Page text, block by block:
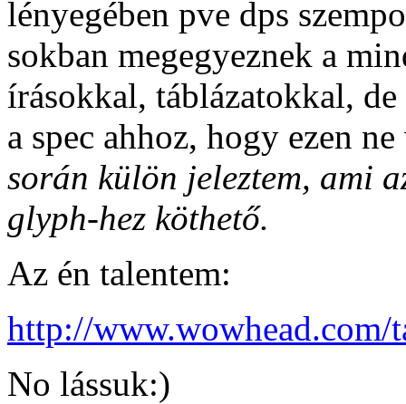
lényegében pve dps
sokban megegyeznek a
írásokkal, táblázatokkal,
a spec ahhoz, hogy ezen
során külön jeleztem, ami
glyph-hez köthető.
Az én talentem:
http://
No lássuk:)